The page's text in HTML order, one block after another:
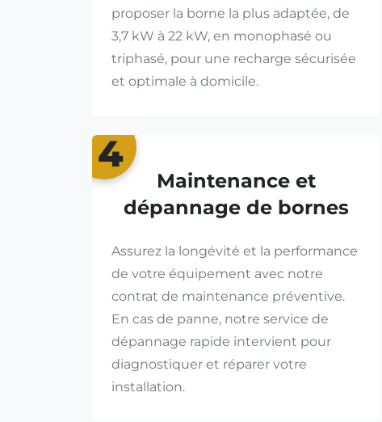
proposer la borne la plus adaptée, de
3,7 kW à 22 kW, en monophasé ou
triphasé, pour une recharge sécurisée
et optimale à domicile.
4
Maintenance et
dépannage de bornes
Assurez la longévité et la performance
de votre équipement avec notre
contrat de maintenance préventive.
En cas de panne, notre service de
dépannage rapide intervient pour
diagnostiquer et réparer votre
installation.